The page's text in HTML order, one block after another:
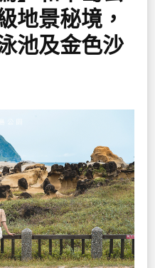
地景秘境，
池及金色沙